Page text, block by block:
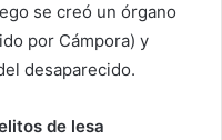
se creó un órgano
por Cámpora) y
desaparecido.
de lesa